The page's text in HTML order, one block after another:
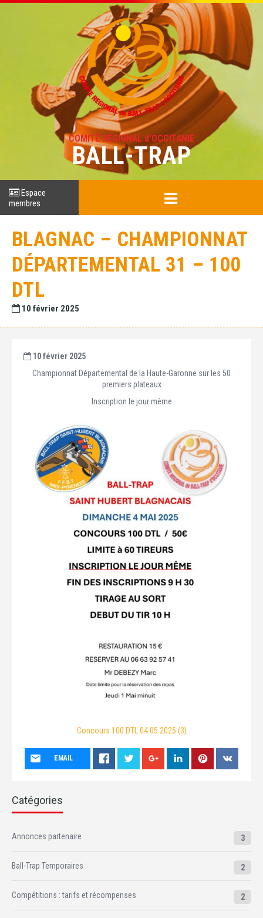
COMITÉ RÉGIONAL d'OCCITANIE
BALL-TRAP
Espace
membres
BLAGNAC – CHAMPIONNAT
DÉPARTEMENTAL 31 – 100
DTL
10 février 2025
10 février 2025
Championnat Départemental de la Haute-Garonne sur les 50
premiers plateaux
Inscription le jour même
Concours 100 DTL 04.05.2025 (3)
EMAIL
Catégories
Annonces partenaire 3
Ball-Trap Temporaires 2
Compétitions : tarifs et récompenses 2